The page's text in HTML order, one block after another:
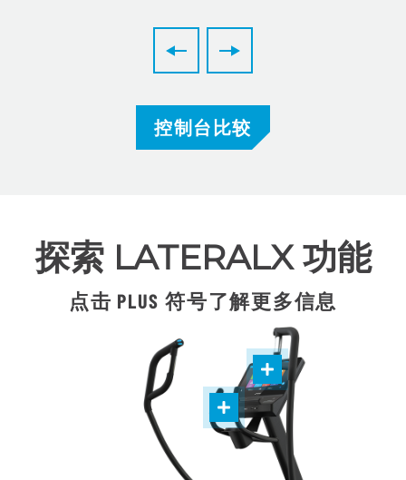
控制台比较
探索 LATERALX 功能
点击 PLUS 符号了解更多信息